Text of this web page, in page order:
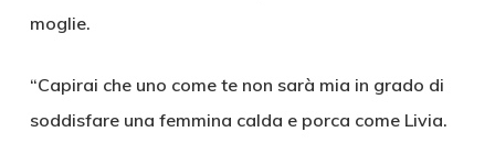
moglie.
“Capirai che uno come te non sarà mia in grado di
soddisfare una femmina calda e porca come Livia.